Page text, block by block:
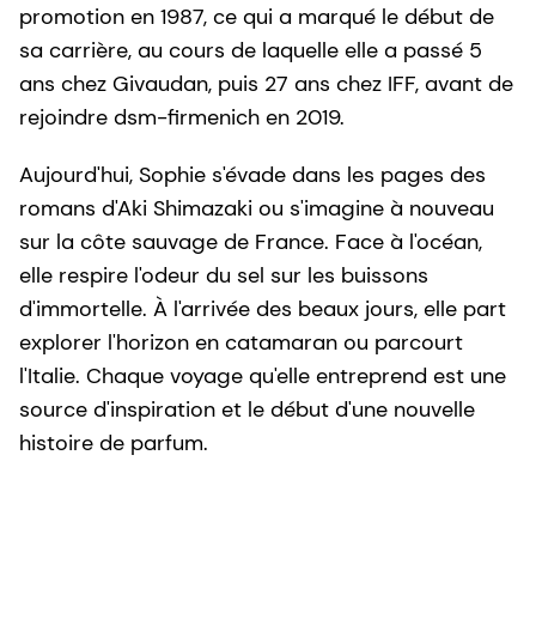
promotion en 1987, ce qui a marqué le début de
sa carrière, au cours de laquelle elle a passé 5
ans chez Givaudan, puis 27 ans chez IFF, avant de
rejoindre dsm-firmenich en 2019.
Aujourd'hui, Sophie s'évade dans les pages des
romans d'Aki Shimazaki ou s'imagine à nouveau
sur la côte sauvage de France. Face à l'océan,
elle respire l'odeur du sel sur les buissons
d'immortelle. À l'arrivée des beaux jours, elle part
explorer l'horizon en catamaran ou parcourt
l'Italie. Chaque voyage qu'elle entreprend est une
source d'inspiration et le début d'une nouvelle
histoire de parfum.